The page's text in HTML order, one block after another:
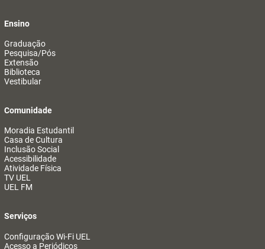
Ensino
Graduação
Pesquisa/Pós
Extensão
Biblioteca
Vestibular
Comunidade
Moradia Estudantil
Casa de Cultura
Inclusão Social
Acessibilidade
Atividade Física
TV UEL
UEL FM
Serviços
Configuração Wi-Fi UEL
Acesso a Periódicos